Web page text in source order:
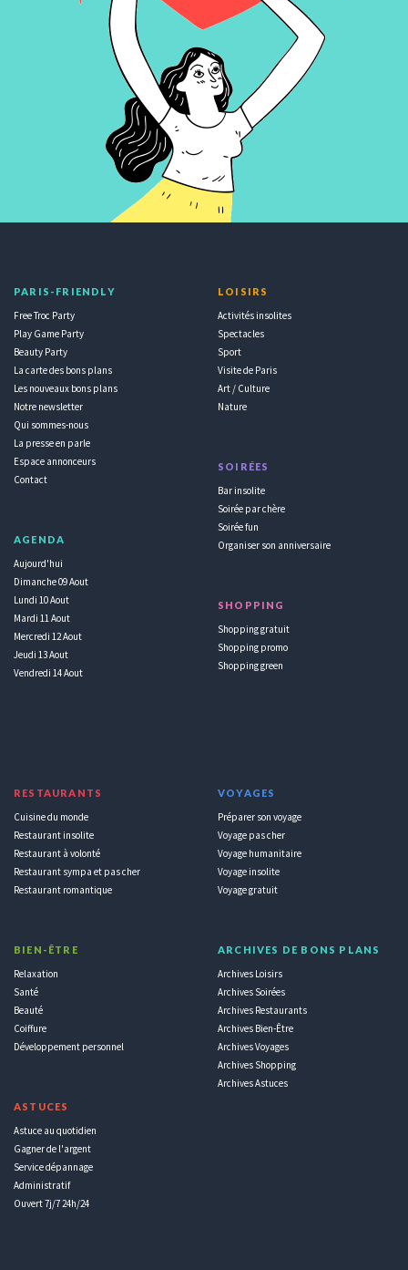
PARIS-FRIENDLY
Free Troc Party
Play Game Party
Beauty Party
La carte des bons plans
Les nouveaux bons plans
Notre newsletter
Qui sommes-nous
La presse en parle
Espace annonceurs
Contact
AGENDA
Aujourd'hui
Dimanche 09 Aout
Lundi 10 Aout
Mardi 11 Aout
Mercredi 12 Aout
Jeudi 13 Aout
Vendredi 14 Aout
LOISIRS
Activités insolites
Spectacles
Sport
Visite de Paris
Art / Culture
Nature
SOIRÉES
Bar insolite
Soirée par chère
Soirée fun
Organiser son anniversaire
SHOPPING
Shopping gratuit
Shopping promo
Shopping green
RESTAURANTS
Cuisine du monde
Restaurant insolite
Restaurant à volonté
Restaurant sympa et pas cher
Restaurant romantique
BIEN-ÊTRE
Relaxation
Santé
Beauté
Coiffure
Développement personnel
ASTUCES
Astuce au quotidien
Gagner de l'argent
Service dépannage
Administratif
Ouvert 7j/7 24h/24
VOYAGES
Préparer son voyage
Voyage pas cher
Voyage humanitaire
Voyage insolite
Voyage gratuit
ARCHIVES DE BONS PLANS
Archives Loisirs
Archives Soirées
Archives Restaurants
Archives Bien-Être
Archives Voyages
Archives Shopping
Archives Astuces